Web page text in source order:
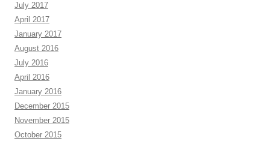
July 2017
April 2017
January 2017
August 2016
July 2016
April 2016
January 2016
December 2015
November 2015
October 2015